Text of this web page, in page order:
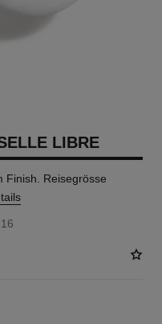
LIBRE
Finish. Reisegrösse